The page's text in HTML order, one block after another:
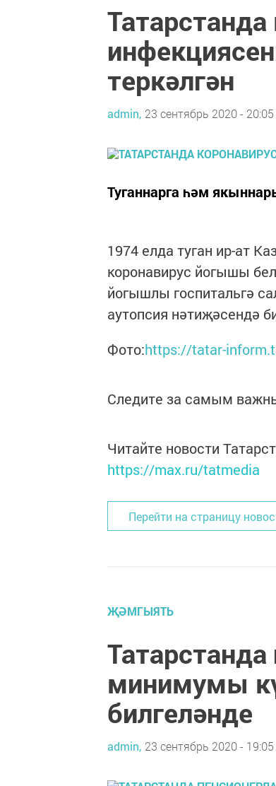
теркәлгән
admin, 23 сентябрь 2020 - 20:05
Туганнарга һәм
1974 елда туган ир-ат
коронавирус йогышы
йогышлы госпитальгә
аутопсия нәтиҗәсендә
Фото:https://tatar-
Следите за самым
Читайте новости
https://max.ru/tatmedia
Перейти на страницу
ҖӘМГЫЯТЬ
минимумы
билгеләнде
admin, 23 сентябрь 2020 - 19:05